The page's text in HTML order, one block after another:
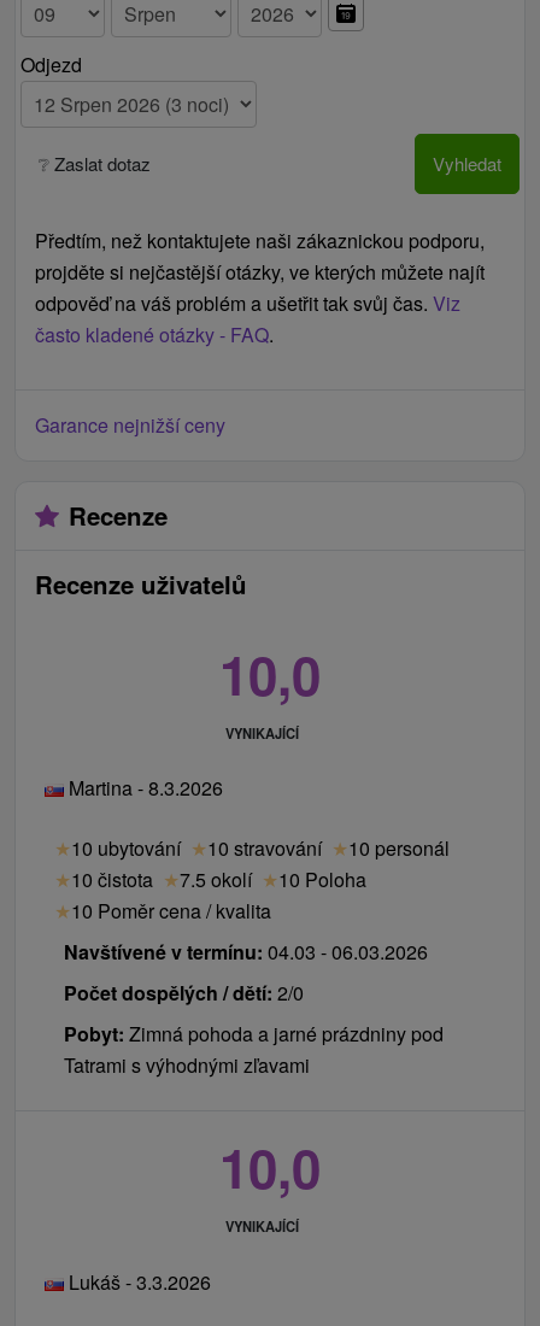
Odjezd
❔ Zaslat dotaz Vyhledat
Předtím, než kontaktujete naši zákaznickou podporu,
projděte si nejčastější otázky, ve kterých můžete najít
odpověď na váš problém a ušetřit tak svůj čas. Viz
často kladené otázky - FAQ.
Garance nejnižší ceny
Recenze
Recenze uživatelů
10,0
VYNIKAJÍCÍ
Martina - 8.3.2026
★10 ubytování ★10 stravování ★10 personál
★10 čistota ★7.5 okolí ★10 Poloha
★10 Poměr cena / kvalita
Navštívené v termínu: 04.03 - 06.03.2026
Počet dospělých / dětí: 2/0
Pobyt: Zimná pohoda a jarné prázdniny pod
Tatrami s výhodnými zľavami
10,0
VYNIKAJÍCÍ
Lukáš - 3.3.2026